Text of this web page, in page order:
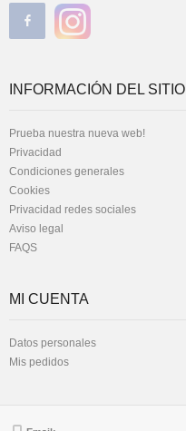
INFORMACIÓN DEL SITIO
Prueba nuestra nueva web!
Privacidad
Condiciones generales
Cookies
Privacidad redes sociales
Aviso legal
FAQS
MI CUENTA
Datos personales
Mis pedidos